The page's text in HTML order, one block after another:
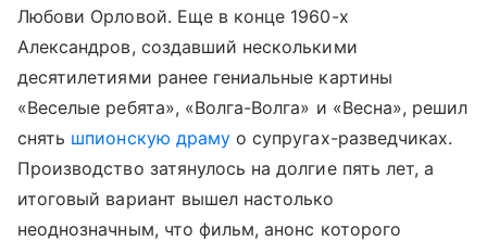
Любови Орловой. Еще в конце 1960-х
Александров, создавший несколькими
десятилетиями ранее гениальные картины
«Веселые ребята», «Волга-Волга» и «Весна», решил
снять шпионскую драму о супругах-разведчиках.
Производство затянулось на долгие пять лет, а
итоговый вариант вышел настолько
неоднозначным, что фильм, анонс которого